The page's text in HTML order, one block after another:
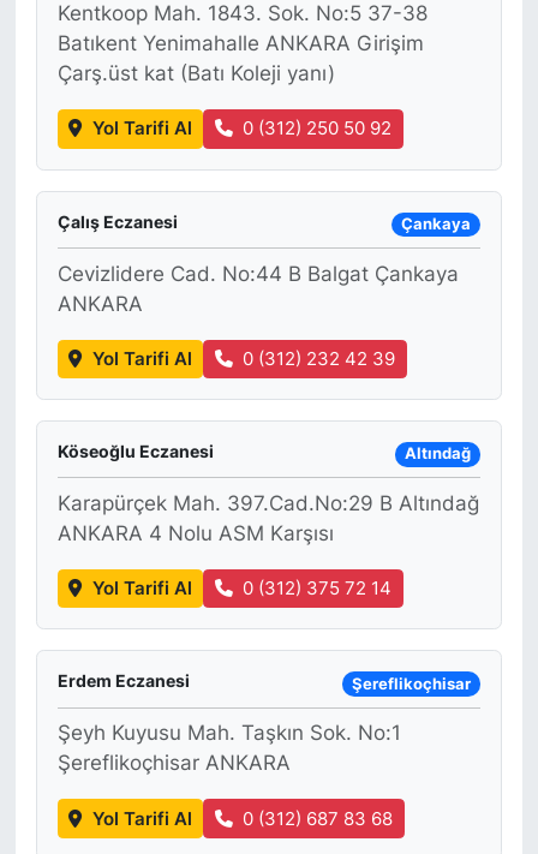
Kentkoop Mah. 1843. Sok. No:5 37-38
Batıkent Yenimahalle ANKARA Girişim
Çarş.üst kat (Batı Koleji yanı)
Yol Tarifi Al 0 (312) 250 50 92
Çalış Eczanesi Çankaya
Cevizlidere Cad. No:44 B Balgat Çankaya
ANKARA
Yol Tarifi Al 0 (312) 232 42 39
Köseoğlu Eczanesi Altındağ
Karapürçek Mah. 397.Cad.No:29 B Altındağ
ANKARA 4 Nolu ASM Karşısı
Yol Tarifi Al 0 (312) 375 72 14
Erdem Eczanesi Şereflikoçhisar
Şeyh Kuyusu Mah. Taşkın Sok. No:1
Şereflikoçhisar ANKARA
Yol Tarifi Al 0 (312) 687 83 68